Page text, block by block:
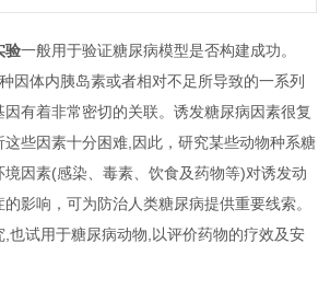
验一般用于验证糖尿病模型是否构建成功。
因体内胰岛素或者相对不足所导致的一系列
有着非常密切的关联。诱发糖尿病因素很复
些因素十分困难,因此，研究某些动物种系糖
境因素(感染、毒素、饮食及药物等)对诱发动
影响，可为防治人类糖尿病提供重要线索。
也试用于糖尿病动物,以评价药物的疗效及安